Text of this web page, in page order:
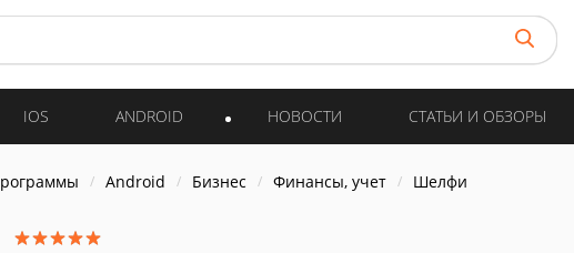
IOS ANDROID НОВОСТИ СТАТЬИ И ОБЗОРЫ
Android Бизнес Финансы, учет Шелфи